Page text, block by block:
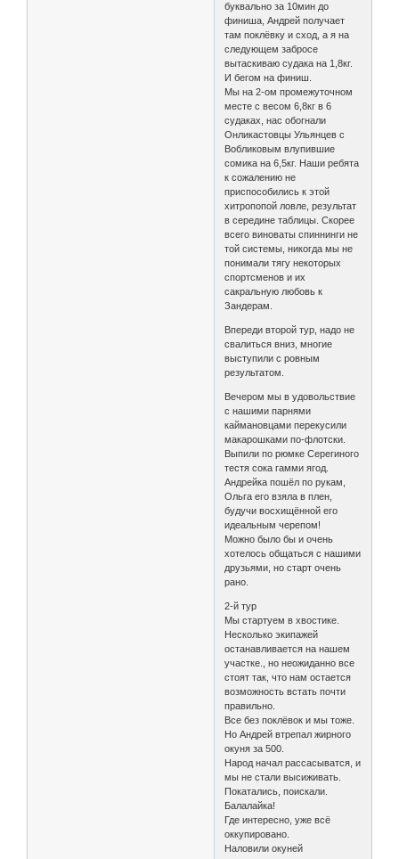
буквально за 10мин до
финиша, Андрей получает
там поклёвку и сход, а я на
следующем забросе
вытаскиваю судака на 1,8кг.
И бегом на финиш.
Мы на 2-ом промежуточном
месте с весом 6,8кг в 6
судаках, нас обогнали
Онликастовцы Ульянцев с
Вобликовым влупившие
сомика на 6,5кг. Наши ребята
к сожалению не
приспособились к этой
хитропопой ловле, результат
в середине таблицы. Скорее
всего виноваты спиннинги не
той системы, никогда мы не
понимали тягу некоторых
спортсменов и их
сакральную любовь к
Зандерам.
Впереди второй тур, надо не
свалиться вниз, многие
выступили с ровным
результатом.
Вечером мы в удовольствие
с нашими парнями
каймановцами перекусили
макарошками по-флотски.
Выпили по рюмке Серегиного
тестя сока гамми ягод.
Андрейка пошёл по рукам,
Ольга его взяла в плен,
будучи восхищённой его
идеальным черепом!
Можно было бы и очень
хотелось общаться с нашими
друзьями, но старт очень
рано.
2-й тур
Мы стартуем в хвостике.
Несколько экипажей
останавливается на нашем
участке., но неожиданно все
стоят так, что нам остается
возможность встать почти
правильно.
Все без поклёвок и мы тоже.
Но Андрей втрепал жирного
окуня за 500.
Народ начал рассасыватся, и
мы не стали высиживать.
Покатались, поискали.
Балалайка!
Где интересно, уже всё
оккупировано.
Наловили окуней